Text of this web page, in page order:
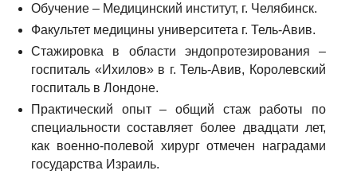
Обучение – Медицинский институт, г. Челябинск.
Факультет медицины университета г. Тель-Авив.
Стажировка в области эндопротезирования –
госпиталь «Ихилов» в г. Тель-Авив, Королевский
госпиталь в Лондоне.
Практический опыт – общий стаж работы по
специальности составляет более двадцати лет,
как военно-полевой хирург отмечен наградами
государства Израиль.